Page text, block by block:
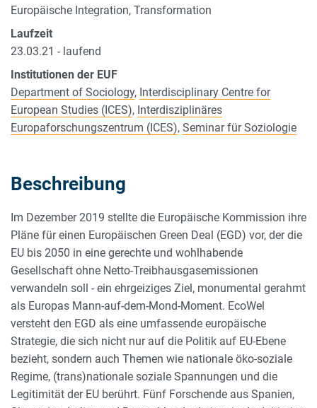
Europäische Integration, Transformation
Laufzeit
23.03.21 - laufend
Institutionen der EUF
Department of Sociology, Interdisciplinary Centre for
European Studies (ICES), Interdisziplinäres
Europaforschungszentrum (ICES), Seminar für Soziologie
Beschreibung
Im Dezember 2019 stellte die Europäische Kommission ihre
Pläne für einen Europäischen Green Deal (EGD) vor, der die
EU bis 2050 in eine gerechte und wohlhabende
Gesellschaft ohne Netto-Treibhausgasemissionen
verwandeln soll - ein ehrgeiziges Ziel, monumental gerahmt
als Europas Mann-auf-dem-Mond-Moment. EcoWel
versteht den EGD als eine umfassende europäische
Strategie, die sich nicht nur auf die Politik auf EU-Ebene
bezieht, sondern auch Themen wie nationale öko-soziale
Regime, (trans)nationale soziale Spannungen und die
Legitimität der EU berührt. Fünf Forschende aus Spanien,